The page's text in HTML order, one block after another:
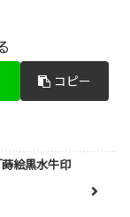
コピー
絵黒水牛印